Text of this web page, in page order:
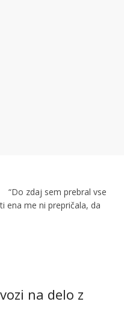
“Do zdaj sem prebral vse
ena me ni prepričala, da
na delo z